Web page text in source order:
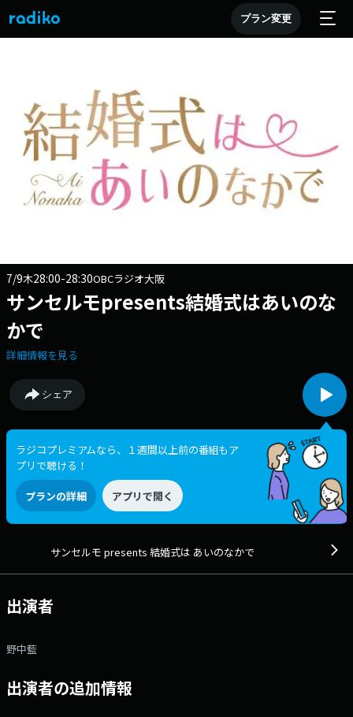
プラン変更
7/9木28:00-28:30OBCラジオ大阪
サンセルモpresents結婚式はあいのな
かで
詳細情報を見る
シェア
ラジコプレミアムなら、１週間以上前の番組もア
プリで聴ける！
プランの詳細 アプリで開く
サンセルモ presents 結婚式は あいのなかで
出演者
野中藍
出演者の追加情報